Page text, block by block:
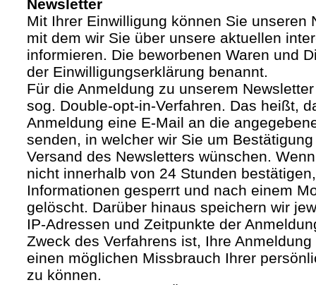
Newsletter
Mit Ihrer Einwilligung können Sie unseren
mit dem wir Sie über unsere aktuellen
informieren. Die beworbenen Waren und
der Einwilligungserklärung benannt.
Für die Anmeldung zu unserem
sog. Double-opt-in-Verfahren. Das heißt,
Anmeldung eine E-Mail an die
senden, in welcher wir Sie um
Versand des Newsletters wünschen.
nicht innerhalb von 24 Stunden
Informationen gesperrt und nach einem
gelöscht. Darüber hinaus speichern wir
IP-Adressen und Zeitpunkte der
Zweck des Verfahrens ist, Ihre
einen möglichen Missbrauch Ihrer
zu können.